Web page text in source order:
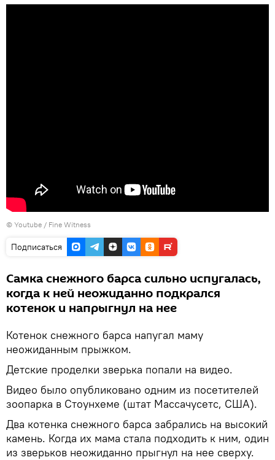
© Youtube / Fine Witness
Подписаться
Самка снежного барса сильно испугалась,
когда к ней неожиданно подкрался
котенок и напрыгнул на нее
Котенок снежного барса напугал маму
неожиданным прыжком.
Детские проделки зверька попали на видео.
Видео было опубликовано одним из посетителей
зоопарка в Стоунхеме (штат Массачусетс, США).
Два котенка снежного барса забрались на высокий
камень. Когда их мама стала подходить к ним, один
из зверьков неожиданно прыгнул на нее сверху.